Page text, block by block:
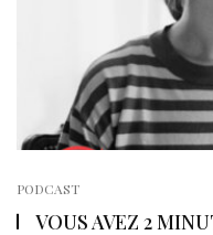
PODCAST
VOUS AVEZ 2